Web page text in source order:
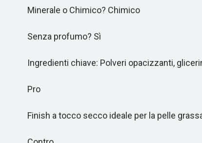
Minerale o Chimico? Chimico
Senza profumo? Sì
Ingredienti chiave: Polveri opacizzanti,
Pro
Finish a tocco secco ideale per la pelle